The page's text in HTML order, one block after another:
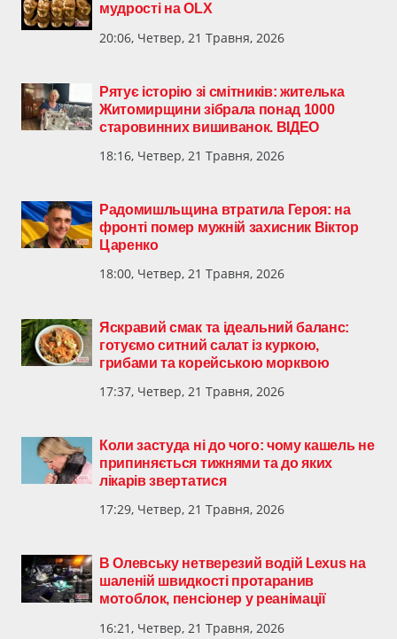
мудрості на OLX
20:06, Четвер, 21 Травня, 2026
Рятує історію зі смітників: жителька
Житомирщини зібрала понад 1000
старовинних вишиванок. ВІДЕО
18:16, Четвер, 21 Травня, 2026
Радомишльщина втратила Героя: на
фронті помер мужній захисник Віктор
Царенко
18:00, Четвер, 21 Травня, 2026
Яскравий смак та ідеальний баланс:
готуємо ситний салат із куркою,
грибами та корейською морквою
17:37, Четвер, 21 Травня, 2026
Коли застуда ні до чого: чому кашель не
припиняється тижнями та до яких
лікарів звертатися
17:29, Четвер, 21 Травня, 2026
В Олевську нетверезий водій Lexus на
шаленій швидкості протаранив
мотоблок, пенсіонер у реанімації
16:21, Четвер, 21 Травня, 2026